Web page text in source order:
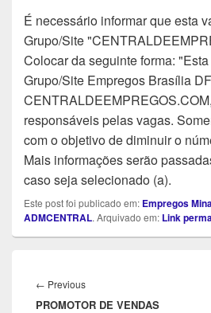
É necessário informar que esta
Grupo/Site
Colocar da seguinte forma:
Grupo/Site Empregos Brasília
responsáveis pelas vagas.
com o objetivo de diminuir o
Mais informações serão
caso seja selecionado (a).
Este post foi publicado em: Empregos
ADMCENTRAL. Arquivado em: Link
de
Post
← PreviousPrevious
post:
PROMOTOR DE VENDAS